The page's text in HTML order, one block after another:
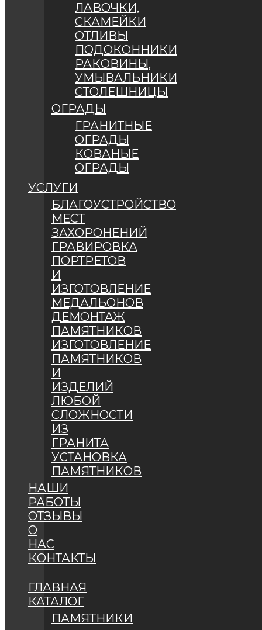
ЛАВОЧКИ,
СКАМЕЙКИ
ОТЛИВЫ
ПОДОКОННИКИ
РАКОВИНЫ,
УМЫВАЛЬНИКИ
СТОЛЕШНИЦЫ
ОГРАДЫ
ГРАНИТНЫЕ
ОГРАДЫ
КОВАНЫЕ
ОГРАДЫ
УСЛУГИ
БЛАГОУСТРОЙСТВО
МЕСТ
ЗАХОРОНЕНИЙ
ГРАВИРОВКА
ПОРТРЕТОВ
И
ИЗГОТОВЛЕНИЕ
МЕДАЛЬОНОВ
ДЕМОНТАЖ
ПАМЯТНИКОВ
ИЗГОТОВЛЕНИЕ
ПАМЯТНИКОВ
И
ИЗДЕЛИЙ
ЛЮБОЙ
СЛОЖНОСТИ
ИЗ
ГРАНИТА
УСТАНОВКА
ПАМЯТНИКОВ
НАШИ
РАБОТЫ
ОТЗЫВЫ
О
НАС
КОНТАКТЫ
ГЛАВНАЯ
КАТАЛОГ
ПАМЯТНИКИ